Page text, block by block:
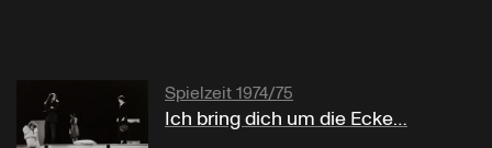
Spielzeit 1974/75
Ich bring dich um die Ecke…